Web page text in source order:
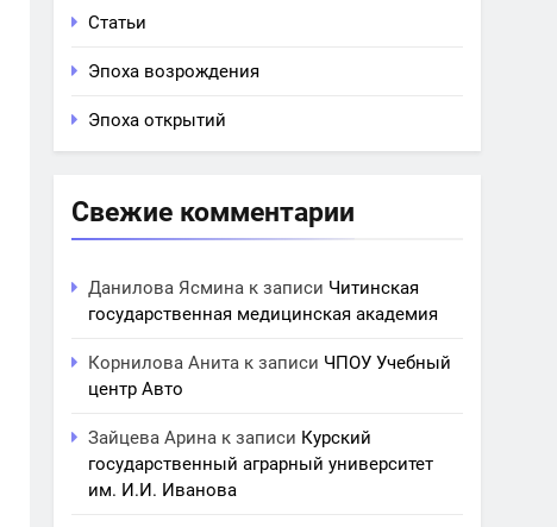
Статьи
Эпоха возрождения
Эпоха открытий
Свежие комментарии
Данилова Ясмина к записи Читинская
государственная медицинская академия
Корнилова Анита к записи ЧПОУ Учебный
центр Авто
Зайцева Арина к записи Курский
государственный аграрный университет
им. И.И. Иванова